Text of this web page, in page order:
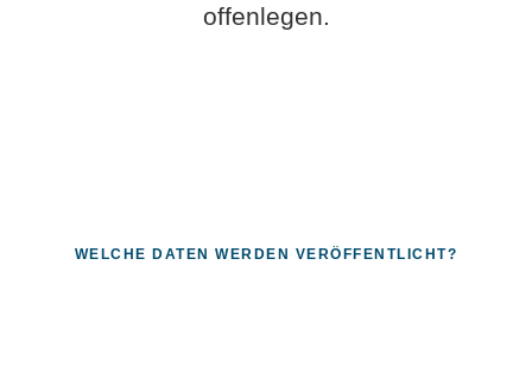
offenlegen.
WELCHE DATEN WERDEN VERÖFFENTLICHT?